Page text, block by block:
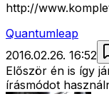
http://
Quantumleap
2016.02.26. 16:52
Először én is így
írásmódot